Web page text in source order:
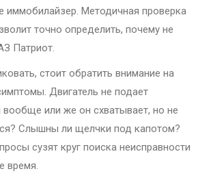
иммобилайзер. Методичная проверка
точно определить, почему не
Патриот.
стоит обратить внимание на
Двигатель не подает
вообще или же он схватывает, но не
Слышны ли щелчки под капотом?
сузят круг поиска неисправности
время.